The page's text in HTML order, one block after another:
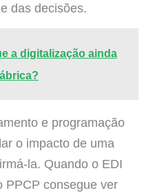
das decisões.
a digitalização ainda
e programação
o impacto de uma
la. Quando o EDI
PPCP consegue ver